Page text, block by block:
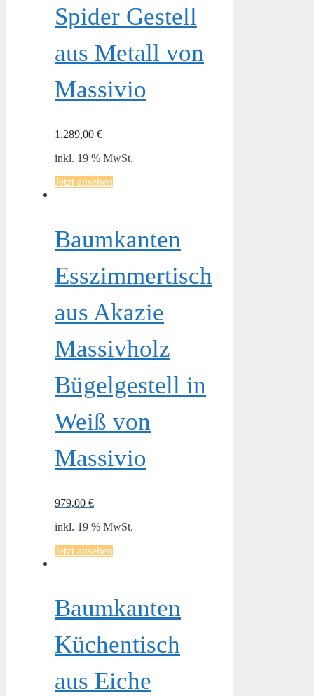
Spider Gestell
aus Metall von
Massivio
1.289,00 €
inkl. 19 % MwSt.
Jetzt ansehen
Baumkanten
Esszimmertisch
aus Akazie
Massivholz
Bügelgestell in
Weiß von
Massivio
979,00 €
inkl. 19 % MwSt.
Jetzt ansehen
Baumkanten
Küchentisch
aus Eiche